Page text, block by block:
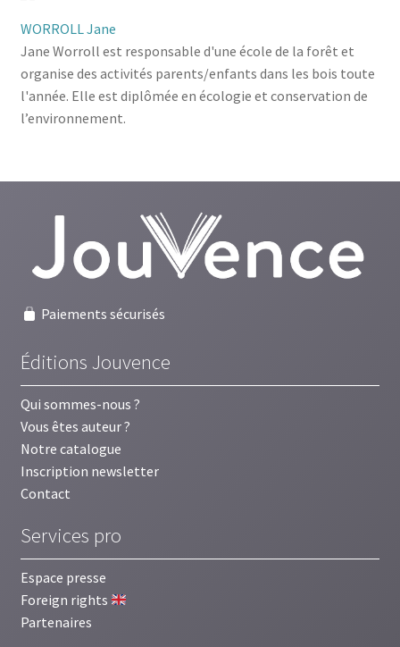
WORROLL Jane
Jane Worroll est responsable d'une école de la forêt et
organise des activités parents/enfants dans les bois toute
l'année. Elle est diplômée en écologie et conservation de
l’environnement.
Paiements sécurisés
Éditions Jouvence
Qui sommes-nous ?
Vous êtes auteur ?
Notre catalogue
Inscription newsletter
Contact
Services pro
Espace presse
Foreign rights
Partenaires